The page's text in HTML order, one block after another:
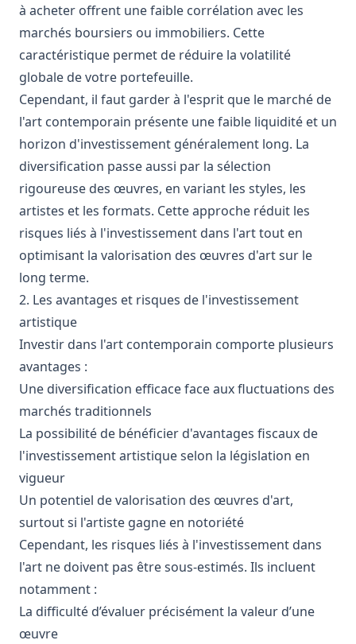
à acheter offrent une faible corrélation avec les
marchés boursiers ou immobiliers. Cette
caractéristique permet de réduire la volatilité
globale de votre portefeuille.
Cependant, il faut garder à l'esprit que le marché de
l'art contemporain présente une faible liquidité et un
horizon d'investissement généralement long. La
diversification passe aussi par la sélection
rigoureuse des œuvres, en variant les styles, les
artistes et les formats. Cette approche réduit les
risques liés à l'investissement dans l'art tout en
optimisant la valorisation des œuvres d'art sur le
long terme.
2. Les avantages et risques de l'investissement
artistique
Investir dans l'art contemporain comporte plusieurs
avantages :
Une diversification efficace face aux fluctuations des
marchés traditionnels
La possibilité de bénéficier d'avantages fiscaux de
l'investissement artistique selon la législation en
vigueur
Un potentiel de valorisation des œuvres d'art,
surtout si l'artiste gagne en notoriété
Cependant, les risques liés à l'investissement dans
l'art ne doivent pas être sous-estimés. Ils incluent
notamment :
La difficulté d’évaluer précisément la valeur d’une
œuvre